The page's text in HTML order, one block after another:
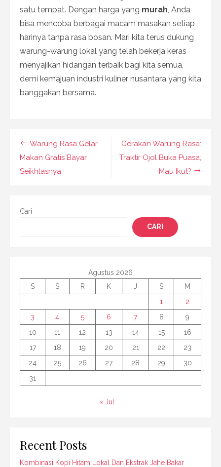
satu tempat. Dengan harga yang murah , Anda
bisa mencoba berbagai macam masakan setiap
harinya tanpa rasa bosan. Mari kita terus dukung
warung-warung lokal yang telah bekerja keras
menyajikan hidangan terbaik bagi kita semua,
demi kemajuan industri kuliner nusantara yang kita
banggakan bersama.
Navigasi
pos
Gerakan Warung Rasa:
Traktir Ojol Buka Puasa,
Mau Ikut?
Warung Rasa Gelar
Makan Gratis Bayar
Seikhlasnya
Cari
CARI
Agustus 2026
S
S R K J S
M
1
2
3
4 5 6 7 8
9
10
11 12 13 14 15
16
17
18 19 20 21 22
23
24
25 26 27 28 29
30
31
« Jul
Recent Posts
Kombinasi Kopi Hitam Lokal Dan Ekstrak Jahe Bakar